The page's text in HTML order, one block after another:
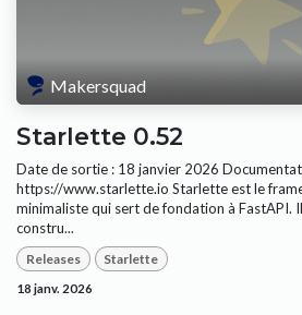
Makersquad
Starlette 0.52
Date de sortie : 18 janvier 2026
https://www.starlette.io Starlette est le
minimaliste qui sert de fondation à FastAPI.
constru...
Releases Starlette
18 janv. 2026